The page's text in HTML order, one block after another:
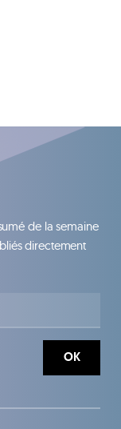
de la semaine
directement
OK